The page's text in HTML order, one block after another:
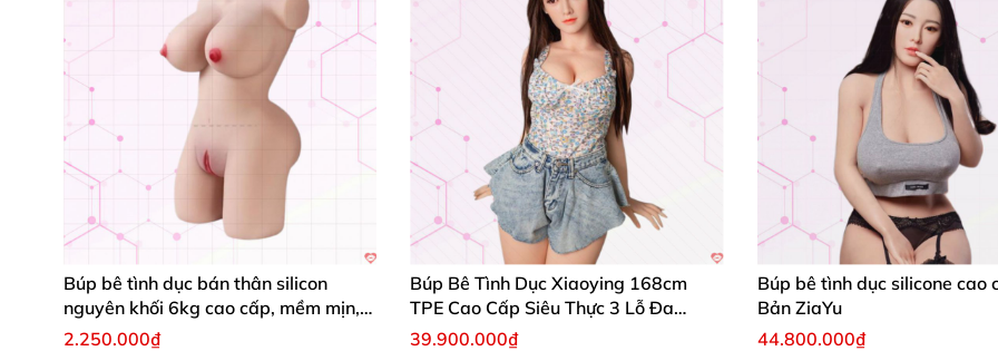
Búp bê tình dục bán thân silicon
nguyên khối 6kg cao cấp, mềm mịn,
giá siêu tốt
2.250.000₫
Búp Bê Tình Dục Xiaoying 168cm
TPE Cao Cấp Siêu Thực 3 Lỗ Đa
Năng
39.900.000₫
Búp bê tình dục silicone cao
Bản ZiaYu
44.800.000₫